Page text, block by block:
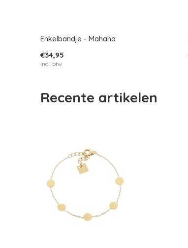
Enkelbandje - Mahana
€34,95
Incl. btw
Recente artikelen